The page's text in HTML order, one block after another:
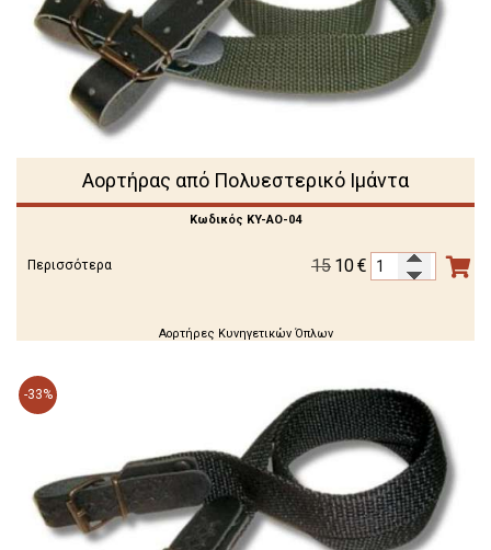
Αορτήρας από Πολυεστερικό Ιμάντα
Κωδικός KY-AO-04
15 10€
Περισσότερα
Αορτήρες Κυνηγετικών Όπλων
-33%